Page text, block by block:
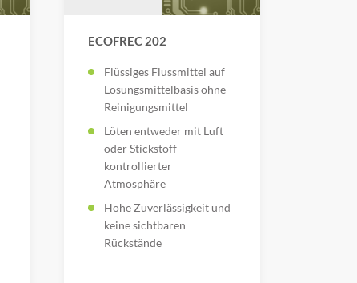
ECOFREC 202
Flüssiges Flussmittel auf
Lösungsmittelbasis ohne
Reinigungsmittel
Löten entweder mit Luft
oder Stickstoff
kontrollierter
Atmosphäre
Hohe Zuverlässigkeit und
keine sichtbaren
Rückstände